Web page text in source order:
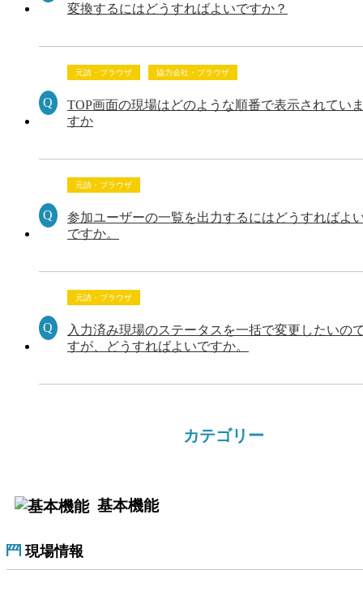
変換するにはどうすればよいですか？
元請・ブラウザ 協力会社・ブラウザ
TOP画面の現場はどのような順番で表示されてい
すか
元請・ブラウザ
参加ユーザーの一覧を出力するにはどうすればよ
ですか。
元請・ブラウザ
入力済み現場のステータスを一括で変更したいの
すが、どうすればよいですか。
カテゴリー
基本機能
現場情報